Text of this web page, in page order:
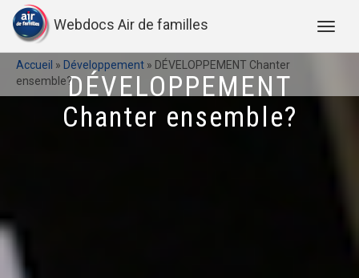
Webdocs Air de familles
Accueil » Développement » DÉVELOPPEMENT Chanter
ensemble?DÉVELOPPEMENT
Chanter ensemble?